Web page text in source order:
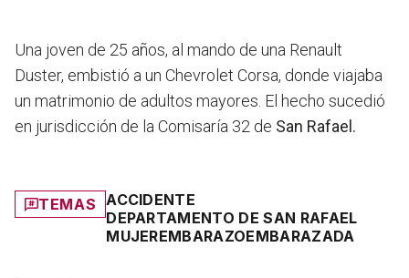
Una joven de 25 años, al mando de una Renault
Duster, embistió a un Chevrolet Corsa, donde viajaba
un matrimonio de adultos mayores . El hecho sucedió
en jurisdicción de la Comisaría 32 de San Rafael.
TEMAS
ACCIDENTE
DEPARTAMENTO DE SAN RAFAEL
MUJEREMBARAZOEMBARAZADA